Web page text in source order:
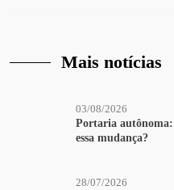
Mais notícias
03/08/2026
Portaria
essa mudança?
28/07/2026